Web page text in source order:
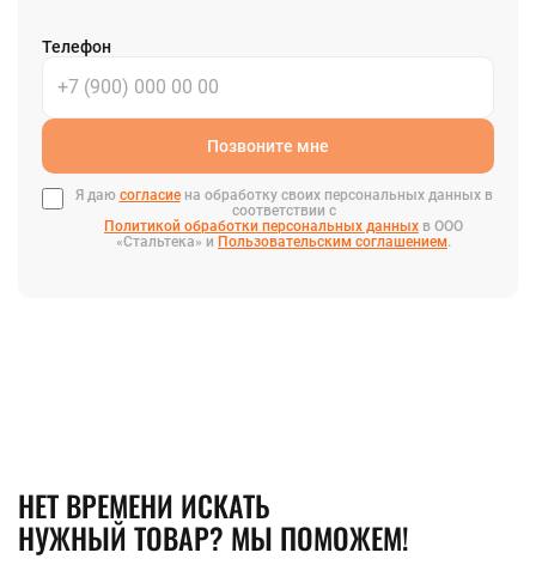
Телефон
Позвоните мне
Я даю согласиена обработку своих персональных данных в
соответствии с
Политикой обработки персональных данных в ООО
«Стальтека» и Пользовательским соглашением.
НЕТ ВРЕМЕНИ ИСКАТЬ
НУЖНЫЙ ТОВАР? МЫ ПОМОЖЕМ!